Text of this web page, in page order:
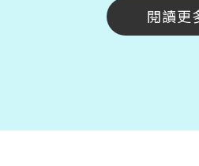
閱讀更